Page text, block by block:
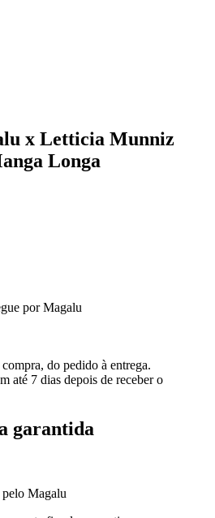
x Letticia Munniz
Longa
por Magalu
compra, do pedido à entrega.
até 7 dias depois de receber o
garantida
Magalu